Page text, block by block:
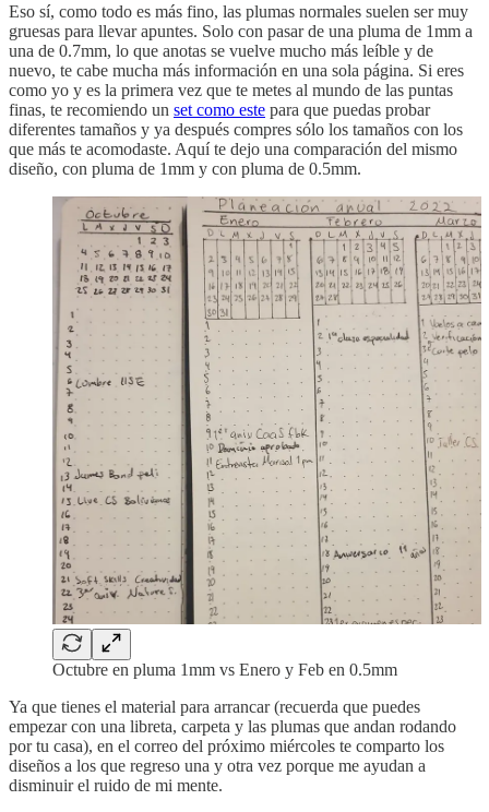
Eso sí, como todo es más fino, las plumas normales suelen ser muy
gruesas para llevar apuntes. Solo con pasar de una pluma de 1mm a
una de 0.7mm, lo que anotas se vuelve mucho más leíble y de
nuevo, te cabe mucha más información en una sola página. Si eres
como yo y es la primera vez que te metes al mundo de las puntas
finas, te recomiendo un set como este para que puedas probar
diferentes tamaños y ya después compres sólo los tamaños con los
que más te acomodaste. Aquí te dejo una comparación del mismo
diseño, con pluma de 1mm y con pluma de 0.5mm.
Octubre en pluma 1mm vs Enero y Feb en 0.5mm
Ya que tienes el material para arrancar (recuerda que puedes
empezar con una libreta, carpeta y las plumas que andan rodando
por tu casa), en el correo del próximo miércoles te comparto los
diseños a los que regreso una y otra vez porque me ayudan a
disminuir el ruido de mi mente.